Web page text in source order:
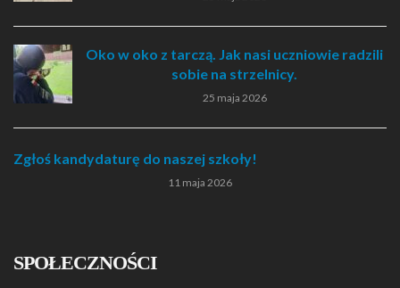
Oko w oko z tarczą. Jak nasi uczniowie radzili
sobie na strzelnicy.
25 maja 2026
Zgłoś kandydaturę do naszej szkoły!
11 maja 2026
SPOŁECZNOŚCI